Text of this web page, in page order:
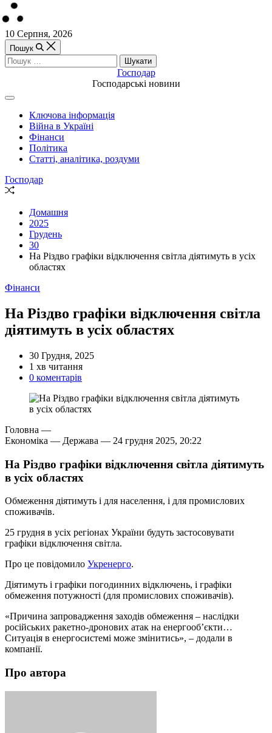
Перейти
до
вмісту
10 Серпня, 2026
Пошук
Пошук:
Господар
Господарські новини
Off
Canvas
(поза
полотном)
Ключова інформація
Війна в Україні
Фінанси
Політика
Статті, аналітика, роздуми
Господар
Випадкова
Домашня
2025
Грудень
30
На Різдво графіки відключення світла діятимуть в усіх
областях
Категорії
Фінанси
На Різдво графіки відключення світла
діятимуть в усіх областях
30 Грудня, 2025
Орієнтовний
час
1 хв читання
0 коментарів
Головна —
Економіка — Держава — 24 грудня 2025, 20:22
На Різдво графіки відключення світла діятимуть
в усіх областях
Обмеження діятимуть і для населення, і для промислових
споживачів.
25 грудня в усіх регіонах України будуть застосовувати
графіки відключення світла.
Про це повідомило Укренерго.
Діятимуть і графіки погодинних відключень, і графіки
обмеження потужності (для промислових споживачів).
«Причина запровадження заходів обмеження – наслідки
російських ракетно-дронових атак на енергооб’єкти…
Ситуація в енергосистемі може змінитись», – додали в
компанії.
Про автора